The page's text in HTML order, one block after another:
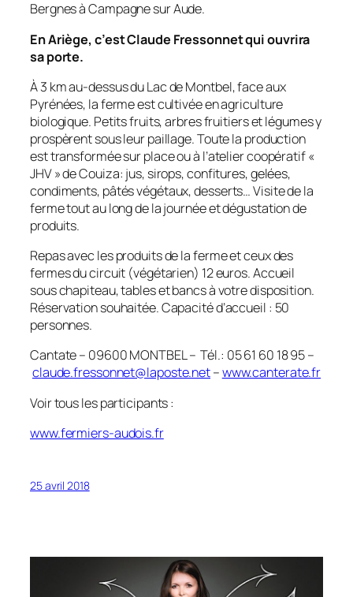
Bergnes à Campagne sur Aude.
En Ariège, c’est Claude Fressonnet qui ouvrira
sa porte.
À 3 km au-dessus du Lac de Montbel, face aux
Pyrénées, la ferme est cultivée en agriculture
biologique. Petits fruits, arbres fruitiers et légumes y
prospèrent sous leur paillage. Toute la production
est transformée sur place ou à l’atelier coopératif «
JHV » de Couiza: jus, sirops, confitures, gelées,
condiments, pâtés végétaux, desserts… Visite de la
ferme tout au long de la journée et dégustation de
produits.
Repas avec les produits de la ferme et ceux des
fermes du circuit (végétarien) 12 euros. Accueil
sous chapiteau, tables et bancs à votre disposition.
Réservation souhaitée. Capacité d’accueil : 50
personnes.
Cantate – 09600 MONTBEL – Tél.: 05 61 60 18 95 –
claude.fressonnet@laposte.net–www.canterate.fr
Voir tous les participants :
www.fermiers-audois.fr
25 avril 2018